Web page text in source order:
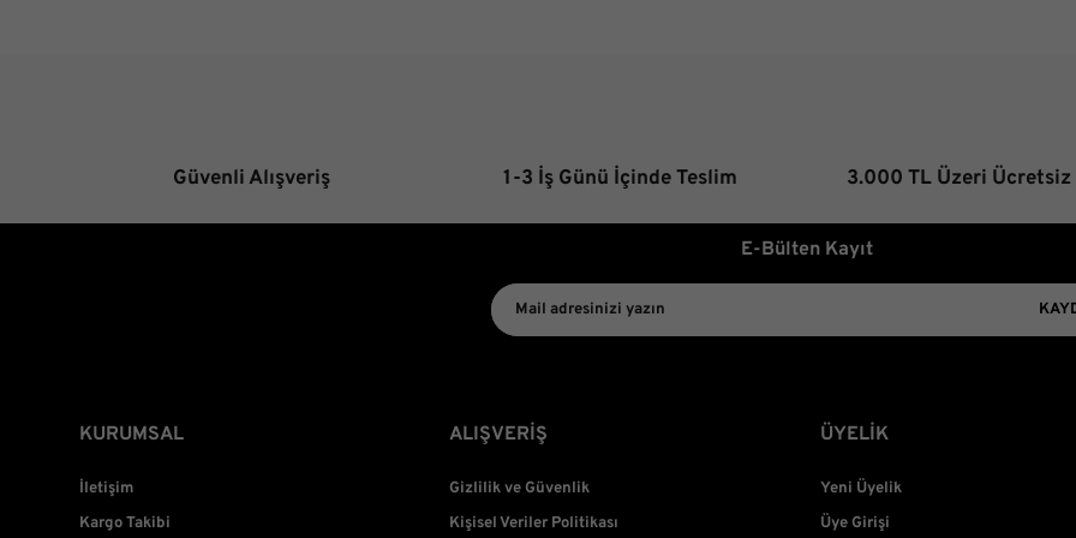
Ürün fiyatı diğer sitelerden
Güvenli Alışveriş 1-3 İş Günü İçinde Teslim 3.000 TL Üzeri Ücretsiz
E-Bülten Kayıt
KURUMSAL
İletişim
Kargo Takibi
ALIŞVERİŞ
Gizlilik ve Güvenlik
Kişisel Veriler Politikası
ÜYELİK
Yeni Üyelik
Üye Girişi